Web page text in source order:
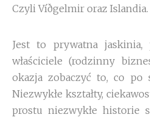
Czyli Víðgelmir oraz Islandia.
Jest to prywatna jaskinia,
właściciele (rodzinny
okazja zobaczyć to, co po
Niezwykłe kształty,
prostu niezwykłe historie